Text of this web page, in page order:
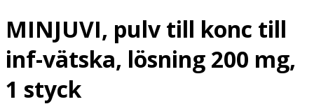
MINJUVI, pulv till konc till
inf-vätska, lösning 200 mg,
1 styck